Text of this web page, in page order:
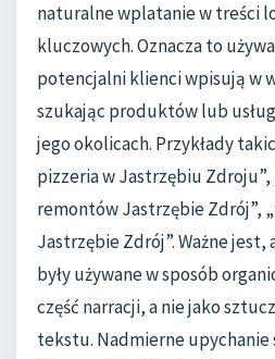
naturalne wplatanie w treści
kluczowych. Oznacza to
potencjalni klienci wpisują w
szukając produktów lub
jego okolicach. Przykłady
pizzeria w Jastrzębiu
remontów Jastrzębie Zdrój”,
Jastrzębie Zdrój”. Ważne jest,
były używane w sposób
część narracji, a nie jako
tekstu. Nadmierne upychanie